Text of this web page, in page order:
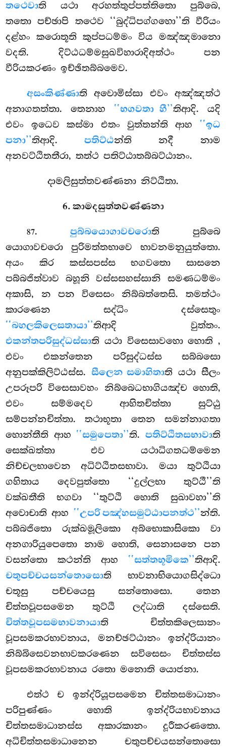
තථෙවාති යථා අරහත්තුප්පත්තිතො පුබ්බෙ,
තතො පච්ඡාපි තථෙව ‘‘බුද්ධිපග්ගහො’’ති වීරියං
දළ්හං කරොතූති කුප්පධම්මං විය මඤ්ඤමානො
වදති. දිට්ඨධම්මසුඛවිහාරාදිඅත්ථං පන
වීරියකරණං ඉච්ඡිතබ්බමෙව.
අසංකිණ්ණාති අවොමිස්සා එවං අඤ්ඤත්ථ
අනාගතත්තා. තෙනාහ ‘‘භගවතා හී’’තිආදි. යදි
එවං ඉධෙව කස්මා එතං වුත්තන්ති ආහ ‘‘ඉධ
පනා’’තිආදි.පතිට්ඨන්ති නදී නාම
අනවට්ඨිතතීරා, තත්ථ පතිට්ඨාතබ්බට්ඨානං.
දාමලිසුත්තවණ්ණනා නිට්ඨිතා.
6. කාමදසුත්තවණ්ණනා
87.පුබ්බයොගාවචරොති පුබ්බෙ
යොගාවචරො පුරිමත්තභාවෙ භාවනමනුයුත්තො.
අයං කිර කස්සපස්ස භගවතො සාසනෙ
පබ්බජිත්වාව බහූනි වස්සසහස්සානි සමණධම්මං
අකාසි, න පන විසෙසං නිබ්බත්තෙසි. තමත්ථං
කාරණෙන සද්ධිං දස්සෙතුං
‘‘බහලකිලෙසතායා’’තිආදි වුත්තං.
එකන්තපරිසුද්ධස්සාති යථා විසෙසාවහො හොති ,
එවං එකන්තෙන පරිසුද්ධස්ස සබ්බසො
අනුපක්කිලිට්ඨස්ස.සීලෙන සමාහිතාති යථා සීලං
උපරූපරි විසෙසාවහං නිබ්බෙධභාගියඤ්ච හොති,
එවං සම්මදෙව ආහිතචිත්තා සුට්ඨු
සම්පන්නචිත්තා. තථාභූතා තෙන සමන්නාගතා
හොන්තීති ආහ ‘‘සමුපෙතා’’ති. පතිට්ඨිතසභාවාති
සෙක්ඛත්තා එව යථාධිගතධම්මෙන
නිච්චලභාවෙන අධිට්ඨිතසභාවා. මයා තුට්ඨියා
ගහිතාය දෙවපුත්තො ‘‘දුල්ලභා තුට්ඨී’’ති
වක්ඛතීති භගවා ‘‘තුට්ඨි හොති සුඛාවහා’’ති
අවොචාති ආහ ‘‘උපරි පඤ්හසමුට්ඨාපනත්ථ’’න්ති.
පබ්බජිතො රුක්ඛමූලිකො අබ්භොකාසිකො වා
අනගාරියුපෙතො නාම හොති, සෙනාසනෙ පන
වසන්තො කථන්ති ආහ ‘‘සත්තභූමිකෙ’’තිආදි.
චතුපච්චයසන්තොසොති භාවනාභියොගසිද්ධො
චතූසු පච්චයෙසු සන්තොසො. තෙන
චිත්තවූපසමෙන තුට්ඨි ලද්ධාති දස්සෙති.
චිත්තවූපසමභාවනායාති චිත්තකිලෙසානං
වූපසමකරභාවනාය, මනච්ඡට්ඨානං ඉන්ද්රියානං
නිබ්බිසෙවනභාවකරණෙන සවිසෙසං චිත්තස්ස
වූපසමකරභාවනාය රතො මනොති යොජනා.
එත්ථ ච ඉන්ද්රියූපසමෙන චිත්තසමාධානං
පරිපුණ්ණං හොති ඉන්ද්රියභාවනාය
චිත්තසමාධානස්ස අකාරකානං දූරීකරණතො.
අධිචිත්තසමාධානෙන චතුපච්චයසන්තොසො